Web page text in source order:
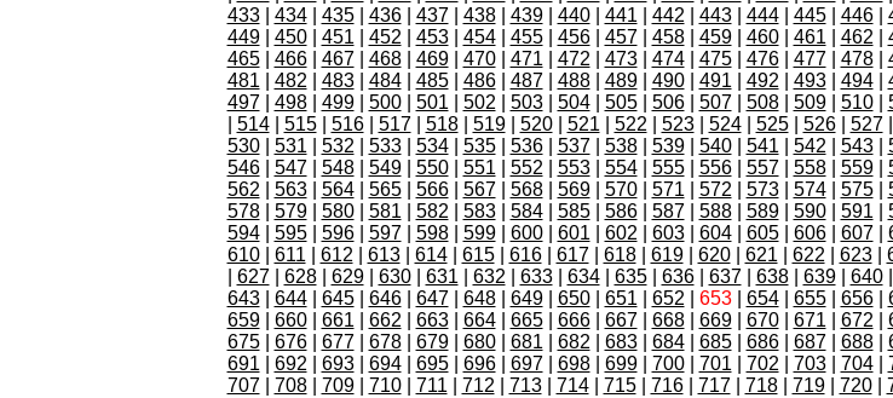
433| 434| 435| 436| 437| 438| 439| 440| 441 442 443| 444| 445| 446|
449| 450| 451 452 453| 454| 455| 456| 457| 458| 459| 460| 461 462
465| 466| 467| 468| 469| 470| 471 472 473| 474| 475| 476| 477| 478|
481
482 483| 484| 485| 486| 487| 488| 489| 490| 491 492 493| 494|
497| 498| 499| 500| 501 502 503| 504| 505| 506| 507| 508| 509| 510|
514| 515| 516| 517| 518| 519| 520| 521 522 523| 524| 525| 526| 527|
530| 531 532 533| 534| 535| 536| 537| 538| 539| 540| 541 542 543|
546| 547| 548| 549| 550| 551 552 553| 554| 555| 556| 557| 558| 559|
562
563| 564| 565| 566| 567| 568| 569| 570| 571 572 573| 574| 575|
578| 579| 580| 581 582 583| 584| 585| 586| 587| 588| 589| 590| 591
594| 595| 596| 597| 598| 599| 600| 601 602 603| 604| 605| 606| 607|
610| 611 612 613| 614| 615| 616| 617| 618| 619| 620| 621 622 623|
627| 628| 629| 630| 631 632 633| 634| 635| 636| 637| 638| 639| 640|
643| 644| 645| 646| 647| 648| 649| 650| 651 652 653| 654| 655| 656|
659| 660| 661 662 663| 664| 665| 666| 667| 668| 669| 670| 671 672
675| 676| 677| 678| 679| 680| 681 682 683| 684| 685| 686| 687| 688|
691
692 693| 694| 695| 696| 697| 698| 699| 700| 701 702 703| 704|
707| 708| 709| 710| 711 712 713| 714| 715| 716| 717| 718| 719| 720|